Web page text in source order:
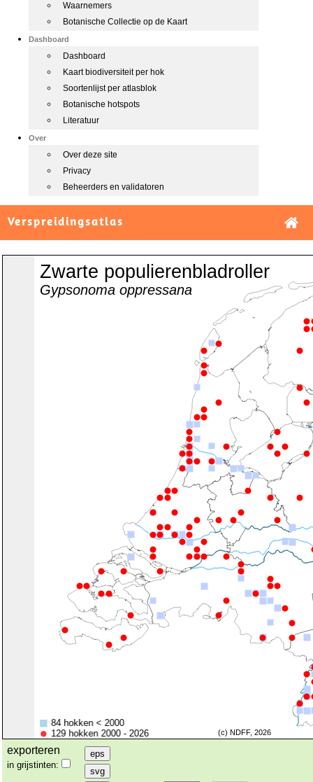
Waarnemers
Botanische Collectie op de Kaart
Dashboard
Dashboard
Kaart biodiversiteit per hok
Soortenlijst per atlasblok
Botanische hotspots
Literatuur
Over
Over deze site
Privacy
Beheerders en validatoren
Verspreidingsatlas